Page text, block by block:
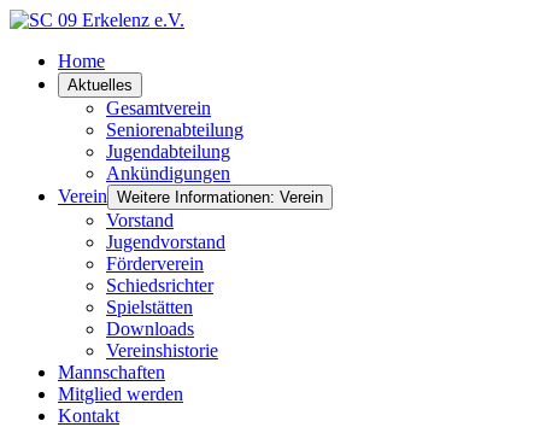
Home
Aktuelles
Gesamtverein
Seniorenabteilung
Jugendabteilung
Ankündigungen
Verein Weitere Informationen: Verein
Vorstand
Jugendvorstand
Förderverein
Schiedsrichter
Spielstätten
Downloads
Vereinshistorie
Mannschaften
Mitglied werden
Kontakt